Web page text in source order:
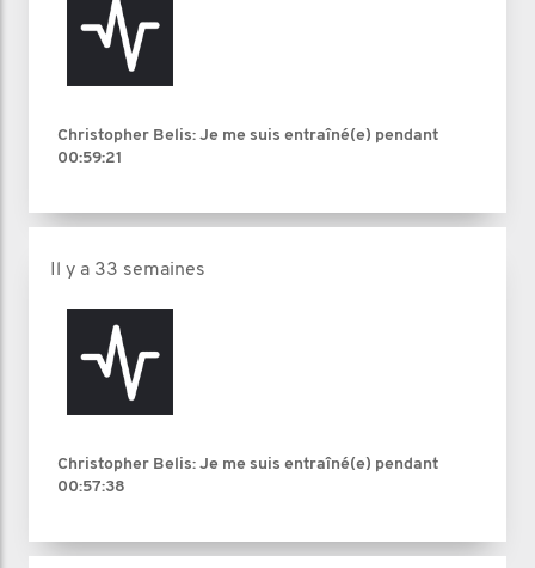
Christopher Belis: Je me suis entraîné(e) pendant
00:59:21
Il y a 33 semaines
Christopher Belis: Je me suis entraîné(e) pendant
00:57:38